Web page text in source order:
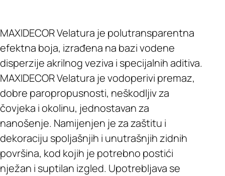
MAXIDECOR Velatura je polutransparentna
efektna boja, izrađena na bazi vodene
disperzije akrilnog veziva i specijalnih aditiva.
MAXIDECOR Velatura je vodoperivi premaz,
dobre paropropusnosti, neškodljiv za
čovjeka i okolinu, jednostavan za
nanošenje. Namijenjen je za zaštitu i
dekoraciju spoljašnjih i unutrašnjih zidnih
površina, kod kojih je potrebno postići
nježan i suptilan izgled. Upotrebljava se